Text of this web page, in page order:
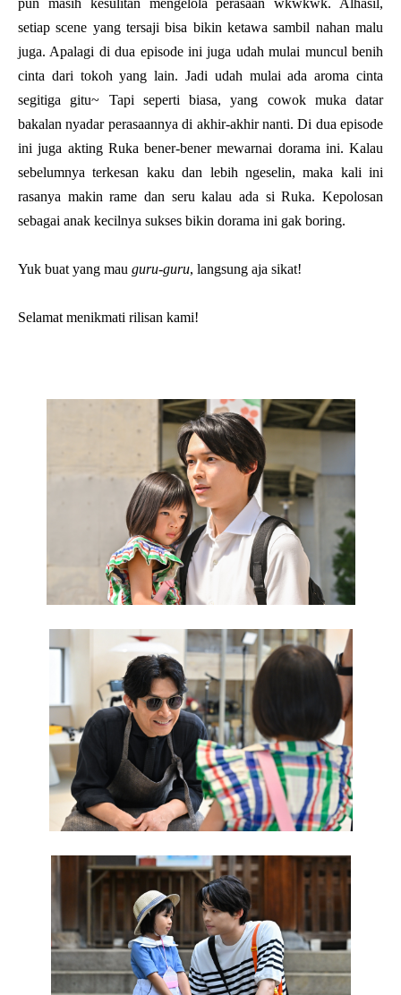
pun masih kesulitan mengelola perasaan wkwkwk. Alhasil,
setiap scene yang tersaji bisa bikin ketawa sambil nahan malu
juga. Apalagi di dua episode ini juga udah mulai muncul benih
cinta dari tokoh yang lain. Jadi udah mulai ada aroma cinta
segitiga gitu~ Tapi seperti biasa, yang cowok muka datar
bakalan nyadar perasaannya di akhir-akhir nanti. Di dua episode
ini juga akting Ruka bener-bener mewarnai dorama ini. Kalau
sebelumnya terkesan kaku dan lebih ngeselin, maka kali ini
rasanya makin rame dan seru kalau ada si Ruka. Kepolosan
sebagai anak kecilnya sukses bikin dorama ini gak boring.
Yuk buat yang mau guru-guru, langsung aja sikat!
Selamat menikmati rilisan kami!